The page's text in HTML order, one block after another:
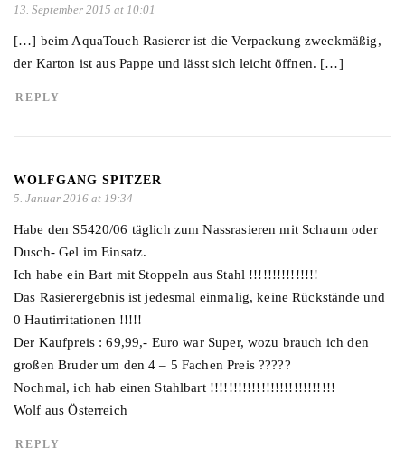
13. September 2015 at 10:01
[…] beim AquaTouch Rasierer ist die Verpackung zweckmäßig,
der Karton ist aus Pappe und lässt sich leicht öffnen. […]
REPLY
WOLFGANG SPITZER
5. Januar 2016 at 19:34
Habe den S5420/06 täglich zum Nassrasieren mit Schaum oder
Dusch- Gel im Einsatz.
Ich habe ein Bart mit Stoppeln aus Stahl !!!!!!!!!!!!!!!
Das Rasierergebnis ist jedesmal einmalig, keine Rückstände und
0 Hautirritationen !!!!!
Der Kaufpreis : 69,99,- Euro war Super, wozu brauch ich den
großen Bruder um den 4 – 5 Fachen Preis ?????
Nochmal, ich hab einen Stahlbart !!!!!!!!!!!!!!!!!!!!!!!!!!!
Wolf aus Österreich
REPLY